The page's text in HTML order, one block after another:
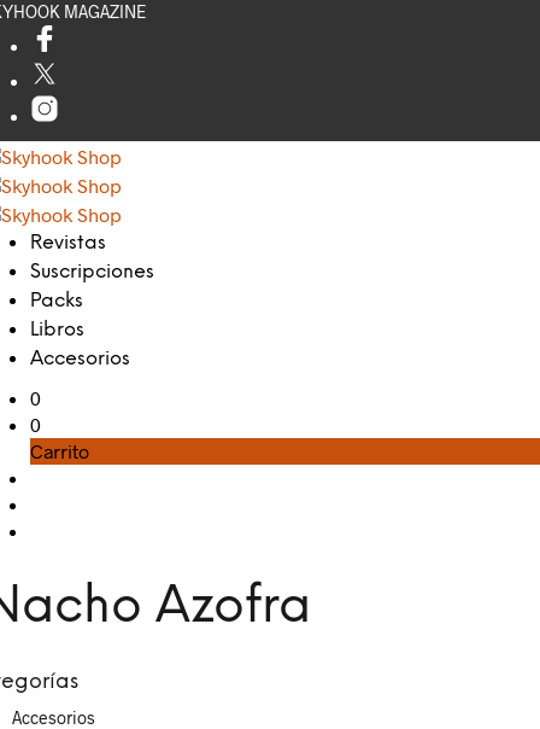
MAGAZINE
Revistas
Suscripciones
Packs
Libros
Accesorios
0
0
Carrito
Azofra
Accesorios